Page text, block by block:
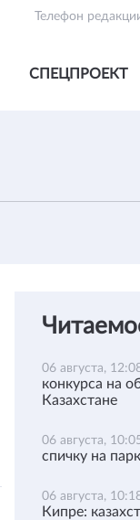
Телефон
СПЕЦПРОЕКТ
06 августа,
конкурса на
Казахстане
06 августа,
спичку на
06 августа,
Кипре: